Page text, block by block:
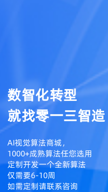
数智化转型
就找零一三智造
AI视觉算法商城，
1000+成熟算法任您选用
定制开发一个全新算法
仅需要6-10周
如需定制请联系咨询